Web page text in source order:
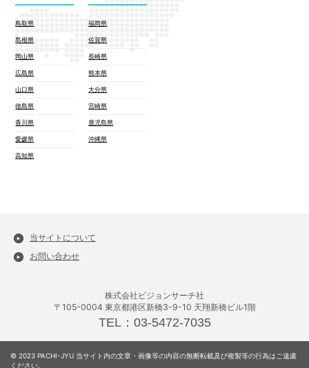
鳥取県
島根県
岡山県
広島県
山口県
徳島県
香川県
愛媛県
高知県
福岡県
佐賀県
長崎県
熊本県
大分県
宮崎県
鹿児島県
沖縄県
当サイトについて
お問い合わせ
株式会社ビジョンサーチ社
〒105-0004 東京都港区新橋3-9-10 天翔新橋ビル1階
TEL：03-5472-7035
© 2023 PACHI-JYU 当サイト内の文章・画像等の内容の無断転載及び複製等の行為はご遠慮
ください。